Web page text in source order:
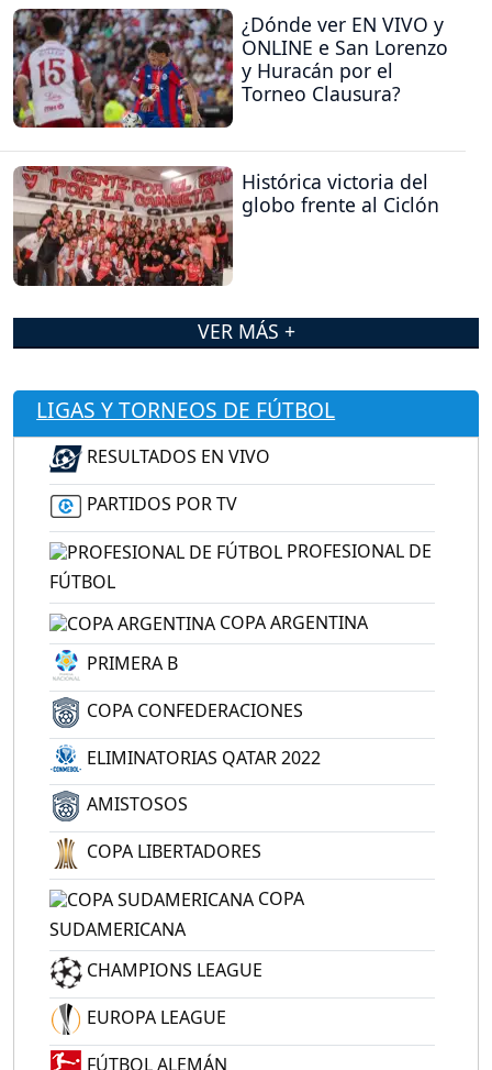
¿Dónde ver EN VIVO y
ONLINE e San Lorenzo
y Huracán por el
Torneo Clausura?
Histórica victoria del
globo frente al Ciclón
VER MÁS +
LIGAS Y TORNEOS DE FÚTBOL
RESULTADOS EN VIVO
PARTIDOS POR TV
PROFESIONAL DE
FÚTBOL
COPA ARGENTINA
PRIMERA B
COPA CONFEDERACIONES
ELIMINATORIAS QATAR 2022
AMISTOSOS
COPA LIBERTADORES
COPA
SUDAMERICANA
CHAMPIONS LEAGUE
EUROPA LEAGUE
FÚTBOL ALEMÁN